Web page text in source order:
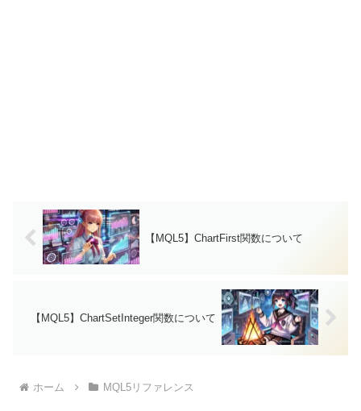
【MQL5】ChartFirst関数について
【MQL5】ChartSetInteger関数について
ホーム MQL5リファレンス